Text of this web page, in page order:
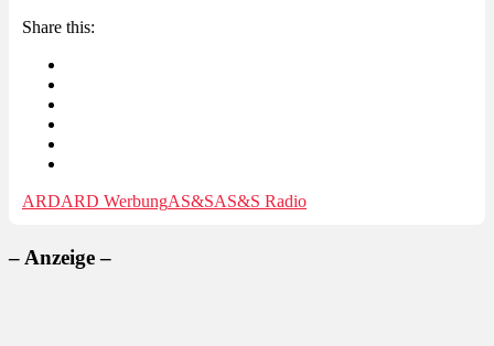
Share this:
ARDARD WerbungAS&SAS&S Radio
– Anzeige –